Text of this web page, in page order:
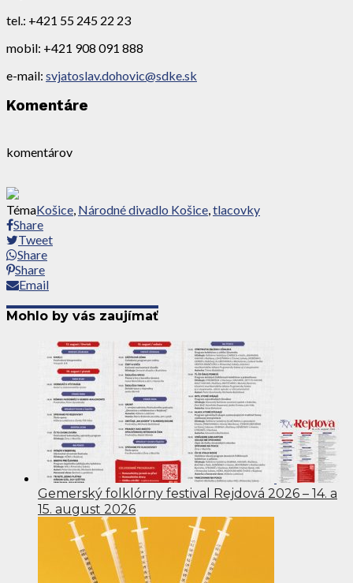
tel.: +421 55 245 22 23
mobil: +421 908 091 888
e-mail: svjatoslav.dohovic@sdke.sk
Komentáre
komentárov
TémaKošice, Národné divadlo Košice,tlacovky
Share
Tweet
Share
Share
Email
Mohlo by vás zaujímať
Gemerský folklórny festival Rejdová 2026 – 14. a
15. august 2026